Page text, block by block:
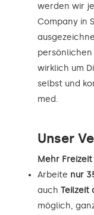
werden wir
Company in
wirklich um
selbst und
med.
Unser
Mehr
Arbeite nur
auch Teilzeit
möglich,